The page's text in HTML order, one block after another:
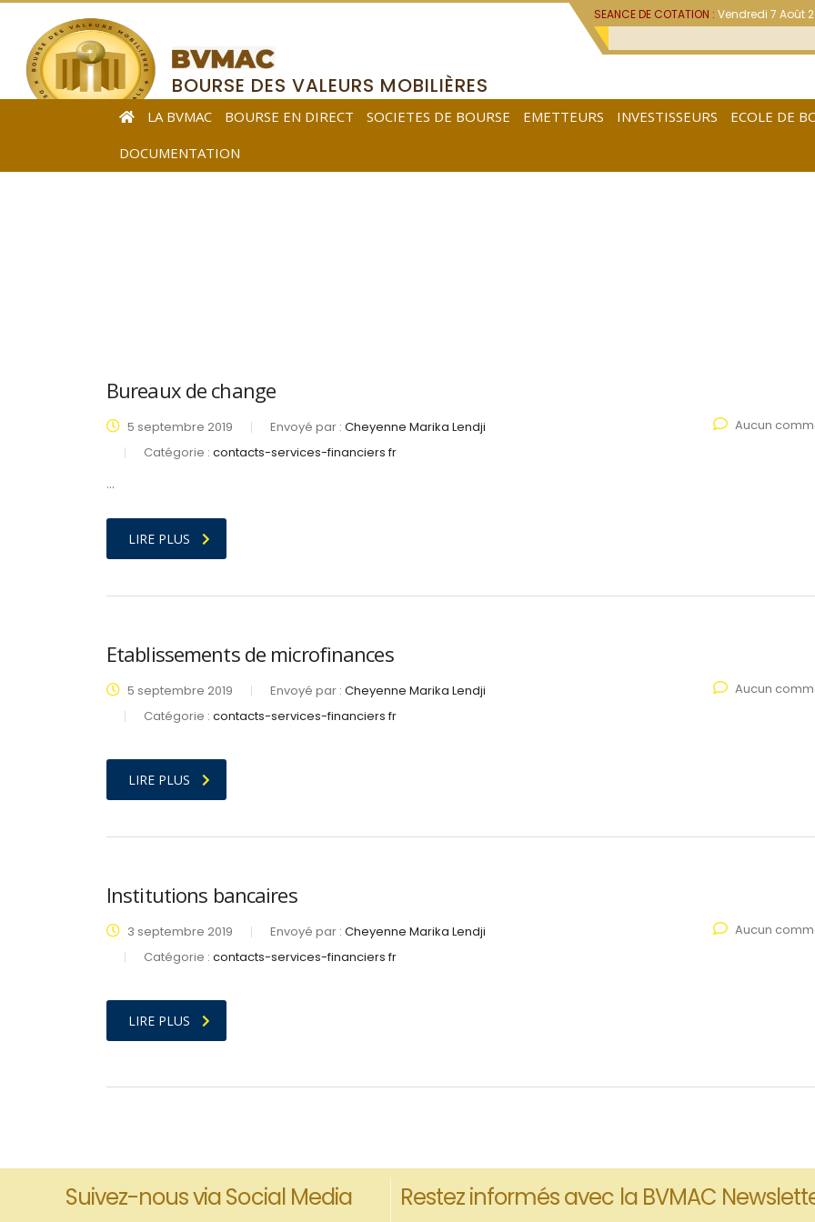
SEANCE DE COTATION :Vendredi 7 Août
BOURSE DES VALEURS MOBILIÈRES
DE L’AFRIQUE CENTRALE
LA BVMAC BOURSE EN DIRECT SOCIETES DE BOURSE EMETTEURS INVESTISSEURS ECOLE DE
DOCUMENTATION
Bureaux de change
5 septembre 2019 Envoyé par : Cheyenne Marika Lendji
Catégorie : contacts-services-financiers fr
Aucun
…
LIRE PLUS
Etablissements de microfinances
5 septembre 2019 Envoyé par : Cheyenne Marika Lendji
Catégorie : contacts-services-financiers fr
Aucun
LIRE PLUS
Institutions bancaires
3 septembre 2019 Envoyé par : Cheyenne Marika Lendji
Catégorie : contacts-services-financiers fr
Aucun
LIRE PLUS
Suivez-nous via Social Media Restez informés avec la BVMAC